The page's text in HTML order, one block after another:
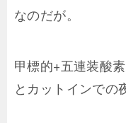
なのだが。
甲標的+五連装酸
とカットインでの